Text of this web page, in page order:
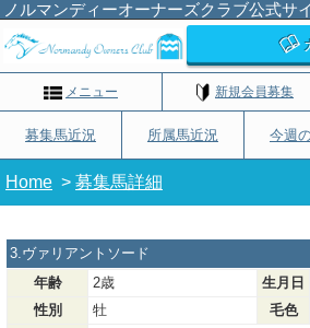
ノルマンディーオーナーズクラブ公式サ
メニュー 新規会員募集
募集馬近況 所属馬近況 今週
Home > 募集馬詳細
3.ヴァリアントソード
年齢
2歳 生月日
性別
牡 毛色